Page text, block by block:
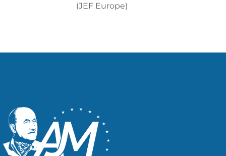
(JEF Europe)